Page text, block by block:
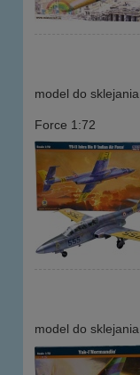
model do
Force 1:72
model do